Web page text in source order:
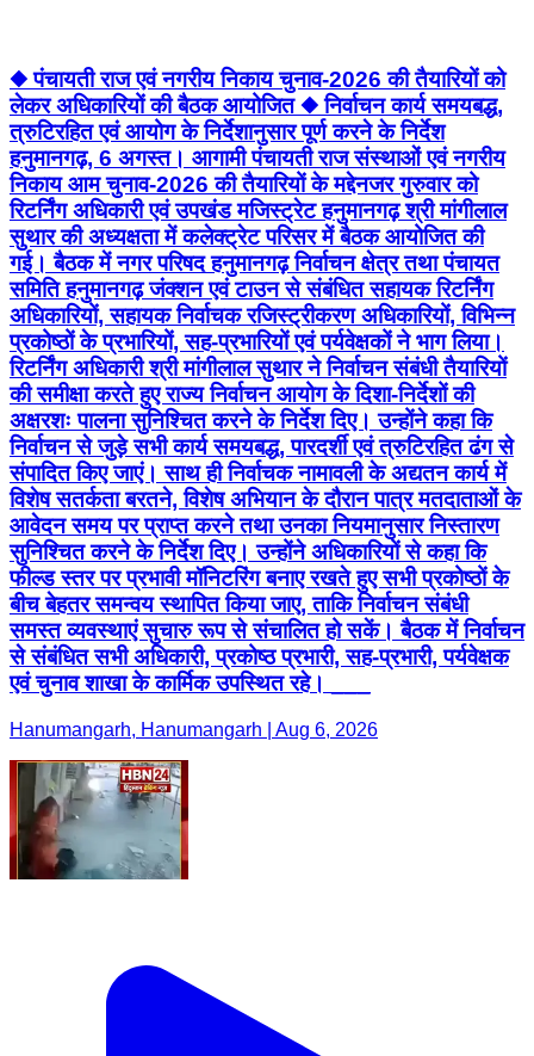
◆ पंचायती राज एवं नगरीय निकाय चुनाव-2026 की तैयारियों को
लेकर अधिकारियों की बैठक आयोजित ◆ निर्वाचन कार्य समयबद्ध,
त्रुटिरहित एवं आयोग के निर्देशानुसार पूर्ण करने के निर्देश
हनुमानगढ़, 6 अगस्त। आगामी पंचायती राज संस्थाओं एवं नगरीय
निकाय आम चुनाव-2026 की तैयारियों के मद्देनजर गुरुवार को
रिटर्निंग अधिकारी एवं उपखंड मजिस्ट्रेट हनुमानगढ़ श्री मांगीलाल
सुथार की अध्यक्षता में कलेक्ट्रेट परिसर में बैठक आयोजित की
गई। बैठक में नगर परिषद हनुमानगढ़ निर्वाचन क्षेत्र तथा पंचायत
समिति हनुमानगढ़ जंक्शन एवं टाउन से संबंधित सहायक रिटर्निंग
अधिकारियों, सहायक निर्वाचक रजिस्ट्रीकरण अधिकारियों, विभिन्न
प्रकोष्ठों के प्रभारियों, सह-प्रभारियों एवं पर्यवेक्षकों ने भाग लिया।
रिटर्निंग अधिकारी श्री मांगीलाल सुथार ने निर्वाचन संबंधी तैयारियों
की समीक्षा करते हुए राज्य निर्वाचन आयोग के दिशा-निर्देशों की
अक्षरशः पालना सुनिश्चित करने के निर्देश दिए। उन्होंने कहा कि
निर्वाचन से जुड़े सभी कार्य समयबद्ध, पारदर्शी एवं त्रुटिरहित ढंग से
संपादित किए जाएं। साथ ही निर्वाचक नामावली के अद्यतन कार्य में
विशेष सतर्कता बरतने, विशेष अभियान के दौरान पात्र मतदाताओं के
आवेदन समय पर प्राप्त करने तथा उनका नियमानुसार निस्तारण
सुनिश्चित करने के निर्देश दिए। उन्होंने अधिकारियों से कहा कि
फील्ड स्तर पर प्रभावी मॉनिटरिंग बनाए रखते हुए सभी प्रकोष्ठों के
बीच बेहतर समन्वय स्थापित किया जाए, ताकि निर्वाचन संबंधी
समस्त व्यवस्थाएं सुचारु रूप से संचालित हो सकें। बैठक में निर्वाचन
से संबंधित सभी अधिकारी, प्रकोष्ठ प्रभारी, सह-प्रभारी, पर्यवेक्षक
एवं चुनाव शाखा के कार्मिक उपस्थित रहे। ___
Hanumangarh, Hanumangarh | Aug 6, 2026